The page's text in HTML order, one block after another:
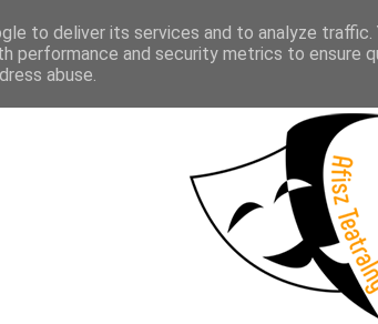
SPEKTAKLE WYWIADY LITERATURA
to deliver its services and to analyze traffic.
performance and security metrics to ensure
abuse.